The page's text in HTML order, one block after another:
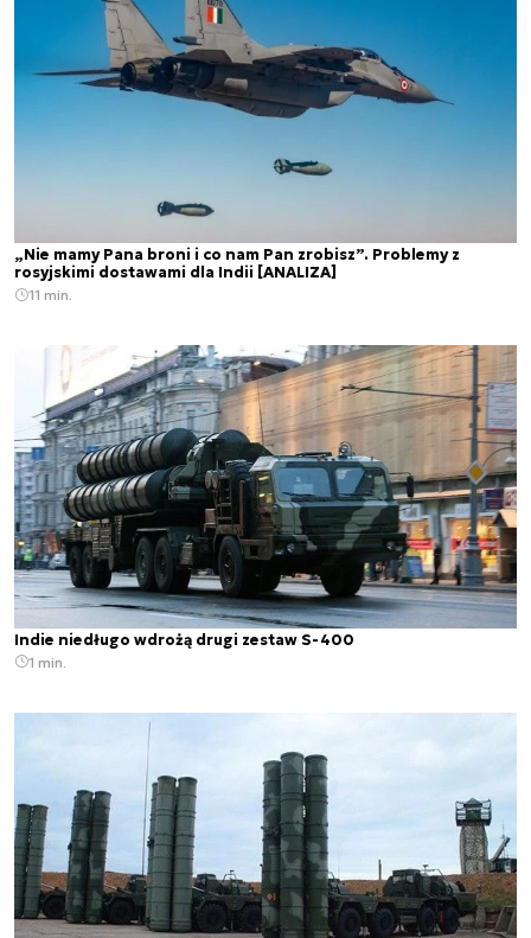
„Nie mamy Pana broni i co nam Pan zrobisz”. Problemy z
rosyjskimi dostawami dla Indii [ANALIZA]
11 min.
Indie niedługo wdrożą drugi zestaw S-400
1 min.